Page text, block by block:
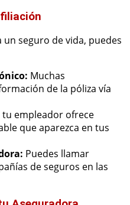
seguro de vida, puedes
Muchas
de la póliza vía
tu empleador ofrece
que aparezca en tus
Puedes llamar
de seguros en las